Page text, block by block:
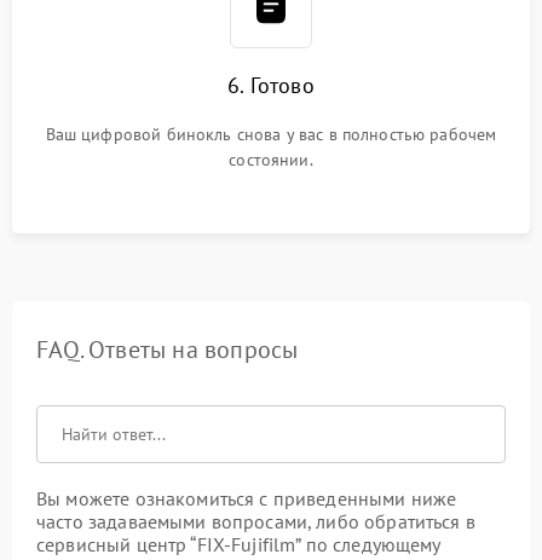
6. Готово
Ваш цифровой бинокль снова у вас в полностью рабочем
состоянии.
FAQ. Ответы на вопросы
Вы можете ознакомиться с приведенными ниже
часто задаваемыми вопросами, либо обратиться в
сервисный центр “FIX-Fujifilm” по следующему